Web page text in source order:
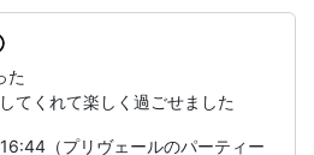
た
てくれて楽しく過ごせました
（プリヴェールのパーティー